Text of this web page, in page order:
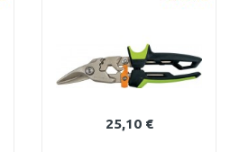
25,10 €